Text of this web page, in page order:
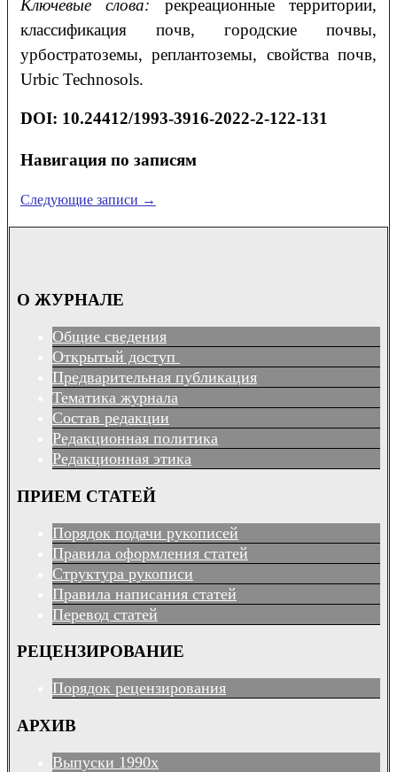
Ключевые слова: рекреационные территории,
классификация почв, городские почвы,
урбостратоземы, реплантоземы, свойства почв,
Urbic Technosols.
DOI: 10.24412/1993-3916-2022-2-122-131
Навигация по записям
Следующие записи →
О ЖУРНАЛЕ
Общие сведения
Открытый доступ
Предварительная публикация
Тематика журнала
Состав редакции
Редакционная политика
Редакционная этика
ПРИЕМ СТАТЕЙ
Порядок подачи рукописей
Правила оформления статей
Структура рукописи
Правила написания статей
Перевод статей
РЕЦЕНЗИРОВАНИЕ
Порядок рецензирования
АРХИВ
Выпуски 1990х